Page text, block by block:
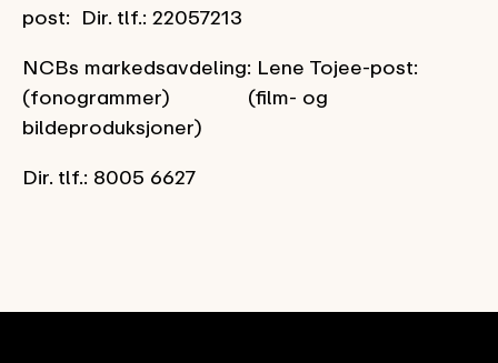
post: Dir. tlf.: 22057213
NCBs markedsavdeling: Lene Tojee-post:
(fonogrammer) (film- og
bildeproduksjoner)
Dir. tlf.: 8005 6627